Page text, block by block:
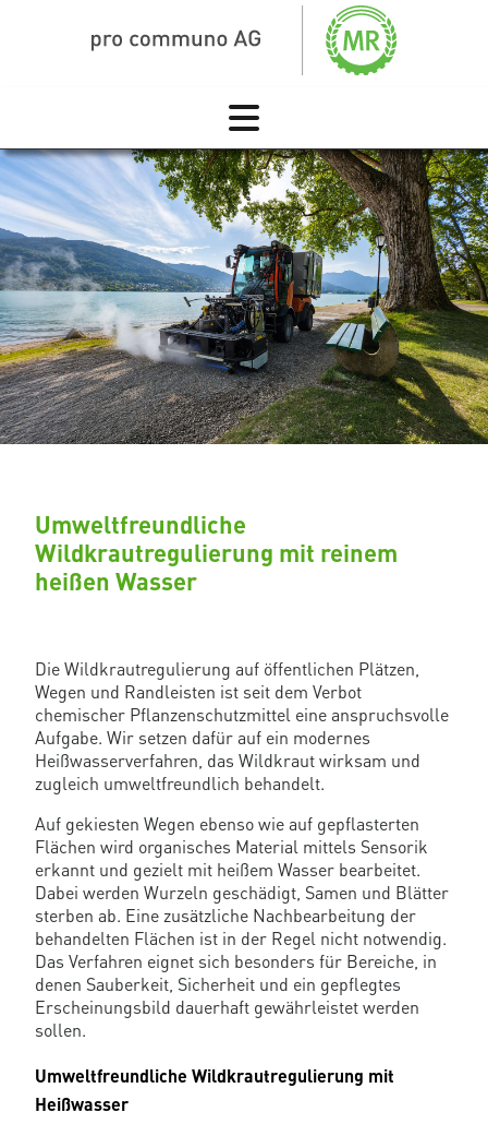
Umweltfreundliche
Wildkrautregulierung mit reinem
heißen Wasser
Die Wildkrautregulierung auf öffentlichen Plätzen,
Wegen und Randleisten ist seit dem Verbot
chemischer Pflanzenschutzmittel eine anspruchsvolle
Aufgabe. Wir setzen dafür auf ein modernes
Heißwasserverfahren, das Wildkraut wirksam und
zugleich umweltfreundlich behandelt.
Auf gekiesten Wegen ebenso wie auf gepflasterten
Flächen wird organisches Material mittels Sensorik
erkannt und gezielt mit heißem Wasser bearbeitet.
Dabei werden Wurzeln geschädigt, Samen und Blätter
sterben ab. Eine zusätzliche Nachbearbeitung der
behandelten Flächen ist in der Regel nicht notwendig.
Das Verfahren eignet sich besonders für Bereiche, in
denen Sauberkeit, Sicherheit und ein gepflegtes
Erscheinungsbild dauerhaft gewährleistet werden
sollen.
Umweltfreundliche Wildkrautregulierung mit
Heißwasser